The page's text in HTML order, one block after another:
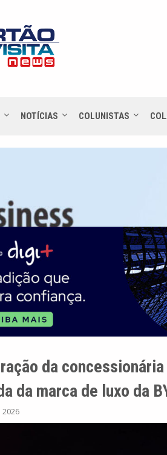
NOTÍCIAS COLUNISTAS
da
da marca de luxo da
2026